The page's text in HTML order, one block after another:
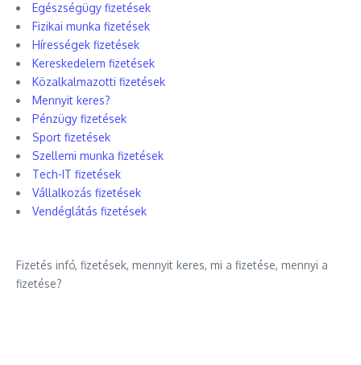
Egészségügy fizetések
Fizikai munka fizetések
Hírességek fizetések
Kereskedelem fizetések
Közalkalmazotti fizetések
Mennyit keres?
Pénzügy fizetések
Sport fizetések
Szellemi munka fizetések
Tech-IT fizetések
Vállalkozás fizetések
Vendéglátás fizetések
Fizetés infó, fizetések, mennyit keres, mi a fizetése, mennyi a
fizetése?